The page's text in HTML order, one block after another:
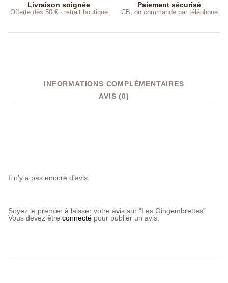
Livraison soignée
Offerte dès 50 € · retrait boutique
Paiement sécurisé
CB, ou commande par téléphone
INFORMATIONS COMPLÉMENTAIRES
AVIS (0)
Il n’y a pas encore d’avis.
Soyez le premier à laisser votre avis sur “Les Gingembrettes”
Vous devez être connecté pour publier un avis.